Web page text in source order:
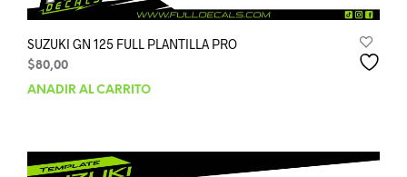
SUZUKI GN 125 FULL PLANTILLA PRO
$80,00
AÑADIR AL CARRITO